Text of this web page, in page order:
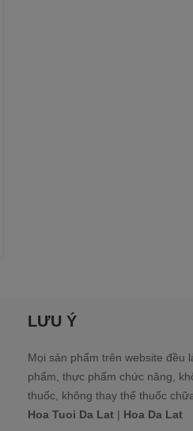
LƯU Ý
Mọi sản phẩm trên website đều
phẩm, thực phẩm chức năng,
thuốc, không thay thế thuốc
Hoa Tuoi Da Lat | Hoa Da Lat